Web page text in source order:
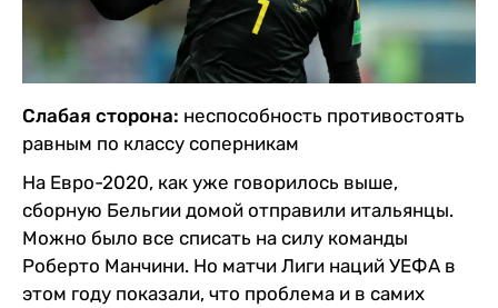
Слабая сторона: неспособность противостоять
равным по классу соперникам
На Евро-2020, как уже говорилось выше,
сборную Бельгии домой отправили итальянцы.
Можно было все списать на силу команды
Роберто Манчини. Но матчи Лиги наций УЕФА в
этом году показали, что проблема и в самих